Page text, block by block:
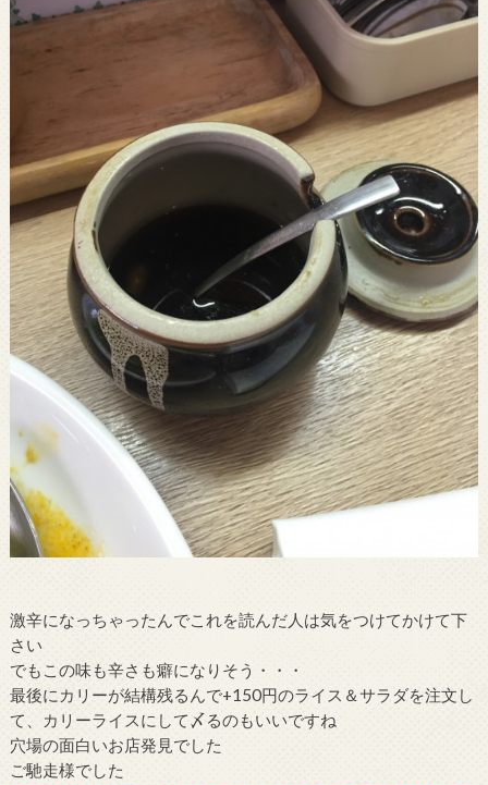
激辛になっちゃったんでこれを読んだ人は気をつけてかけて下
さい
でもこの味も辛さも癖になりそう・・・
最後にカリーが結構残るんで+150円のライス＆サラダを注文し
て、カリーライスにして〆るのもいいですね
穴場の面白いお店発見でした
ご馳走様でした